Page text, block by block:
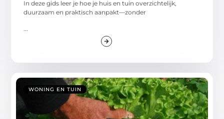
In deze gids leer je hoe je huis en tuin overzichtelijk,
duurzaam en praktisch aanpakt—zonder
WONING EN TUIN